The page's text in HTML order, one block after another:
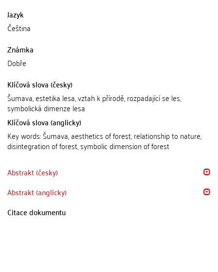
Jazyk
Čeština
Známka
Dobře
Klíčová slova (česky)
Šumava, estetika lesa, vztah k přírodě, rozpadající se les,
symbolická dimenze lesa
Klíčová slova (anglicky)
Key words: Šumava, aesthetics of forest, relationship to nature,
disintegration of forest, symbolic dimension of forest
Abstrakt (česky)
Abstrakt (anglicky)
Citace dokumentu